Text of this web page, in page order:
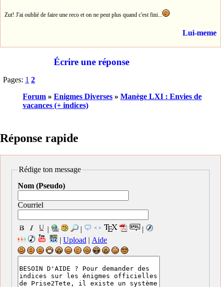
Zut! J'ai oublié de faire une reco et on ne peut plus quand c'est fini...
Lui-meme
Écrire une réponse
Pages: 1 2
Forum » Enigmes Diverses » Manège LXI : Envies de
vacances (+ indices)
Réponse rapide
Rédige ton message
Nom (Pseudo)
Courriel
| |
|
| Upload | Aide